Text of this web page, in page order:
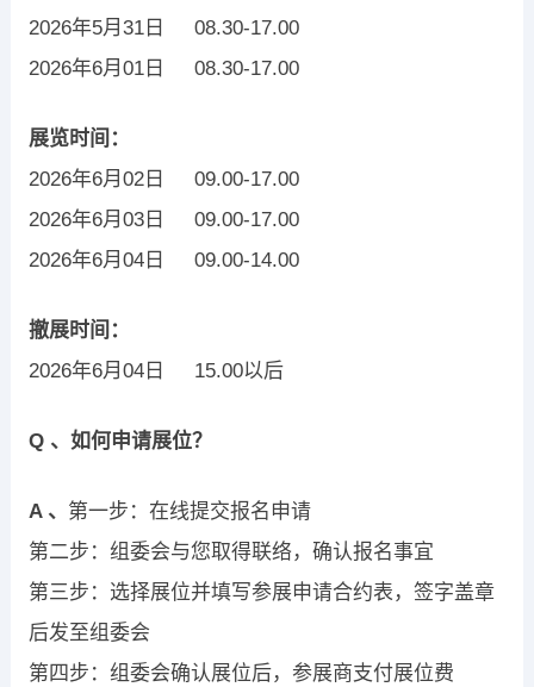
2026年5月31日 08.30-17.00
2026年6月01日 08.30-17.00
展览时间：
2026年6月02日 09.00-17.00
2026年6月03日 09.00-17.00
2026年6月04日 09.00-14.00
撤展时间：
2026年6月04日 15.00以后
Q 、如何申请展位？
A 、 第一步：在线提交报名申请
第二步：组委会与您取得联络，确认报名事宜
第三步：选择展位并填写参展申请合约表，签字盖章
后发至组委会
第四步：组委会确认展位后，参展商支付展位费